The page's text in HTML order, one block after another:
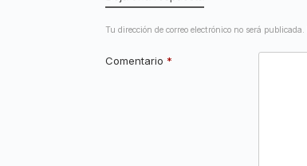
Tu dirección de correo electrónico no será publicada.
Comentario *